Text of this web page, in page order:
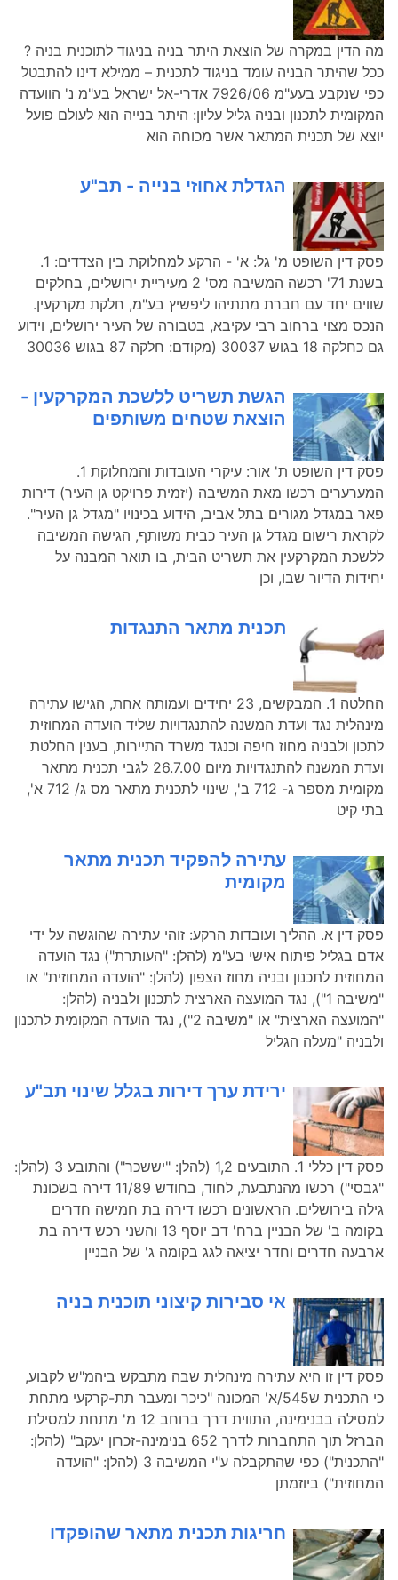
מה הדין במקרה של הוצאת היתר בניה בניגוד לתוכנית בניה ?
ככל שהיתר הבניה עומד בניגוד לתכנית – ממילא דינו להתבטל
כפי שנקבע בעע"מ 7926/06 אדרי-אל ישראל בע"מ נ' הוועדה
המקומית לתכנון ובניה גליל עליון: היתר בנייה הוא לעולם פועל
יוצא של תכנית המתאר אשר מכוחה הוא
הגדלת אחוזי בנייה - תב"ע
פסק דין השופט מ' גל: א' - הרקע למחלוקת בין הצדדים: 1.
בשנת 71' רכשה המשיבה מס' 2 מעיריית ירושלים, בחלקים
שווים יחד עם חברת מתתיהו ליפשיץ בע"מ, חלקת מקרקעין.
הנכס מצוי ברחוב רבי עקיבא, בטבורה של העיר ירושלים, וידוע
גם כחלקה 18 בגוש 30037 (מקודם: חלקה 87 בגוש 30036
הגשת תשריט ללשכת המקרקעין -
הוצאת שטחים משותפים
פסק דין השופט ת' אור: עיקרי העובדות והמחלוקת ‎1.
המערערים רכשו מאת המשיבה (יזמית פרויקט גן העיר) דירות
פאר במגדל מגורים בתל אביב, הידוע בכינויו "מגדל גן העיר".
לקראת רישום מגדל גן העיר כבית משותף, הגישה המשיבה
ללשכת המקרקעין את תשריט הבית, בו תואר המבנה על
יחידות הדיור שבו, וכן
תכנית מתאר התנגדות
החלטה 1. המבקשים, 23 יחידים ועמותה אחת, הגישו עתירה
מינהלית נגד ועדת המשנה להתנגדויות שליד הועדה המחוזית
לתכון ולבניה מחוז חיפה וכנגד משרד התיירות, בענין החלטת
ועדת המשנה להתנגדויות מיום 26.7.00 לגבי תכנית מתאר
מקומית מספר ג- 712 ב', שינוי לתכנית מתאר מס ג/ 712 א',
בתי קיט
עתירה להפקיד תכנית מתאר
מקומית
פסק דין א. ההליך ועובדות הרקע: זוהי עתירה שהוגשה על ידי
אדם בגליל פיתוח אישי בע"מ (להלן: "העותרת") נגד הועדה
המחוזית לתכנון ובניה מחוז הצפון (להלן: "הועדה המחוזית" או
"משיבה 1"), נגד המועצה הארצית לתכנון ולבניה (להלן:
"המועצה הארצית" או "משיבה 2"), נגד הועדה המקומית לתכנון
ולבניה "מעלה הגליל
ירידת ערך דירות בגלל שינוי תב"ע
פסק דין כללי 1. התובעים 1,2 (להלן: "יששכר") והתובע 3 (להלן:
"גבסי") רכשו מהנתבעת, לחוד, בחודש 11/89 דירה בשכונת
גילה בירושלים. הראשונים רכשו דירה בת חמישה חדרים
בקומה ב' של הבניין ברח' דב יוסף 13 והשני רכש דירה בת
ארבעה חדרים וחדר יציאה לגג בקומה ג' של הבניין
אי סבירות קיצוני תוכנית בניה
פסק דין זו היא עתירה מינהלית שבה מתבקש ביהמ"ש לקבוע,
כי התכנית ש545/א' המכונה "כיכר ומעבר תת-קרקעי מתחת
למסילה בבנימינה, התווית דרך ברוחב 12 מ' מתחת למסילת
הברזל תוך התחברות לדרך 652 בנימינה-זכרון יעקב" (להלן:
"התכנית") כפי שהתקבלה ע"י המשיבה 3 (להלן: "הועדה
המחוזית") ביוזמתן
חריגות תכנית מתאר שהופקדו